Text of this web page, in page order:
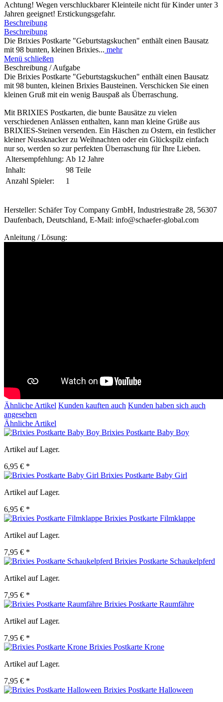
Achtung! Wegen verschluckbarer Kleinteile nicht für Kinder unter 3
Jahren geeignet! Erstickungsgefahr.
Beschreibung
Beschreibung
Die Brixies Postkarte "Geburtstagskuchen" enthält einen Bausatz
mit 98 bunten, kleinen Brixies... mehr
Menü schließen
Beschreibung / Aufgabe
Die Brixies Postkarte "Geburtstagskuchen" enthält einen Bausatz
mit 98 bunten, kleinen Brixies Bausteinen. Verschicken Sie einen
kleinen Gruß mit ein wenig Bauspaß als Überraschung.
Mit BRIXIES Postkarten, die bunte Bausätze zu vielen
verschiedenen Anlässen enthalten, kann man kleine Grüße aus
BRIXIES-Steinen versenden. Ein Häschen zu Ostern, ein festlicher
kleiner Nussknacker zu Weihnachten oder ein Glückspilz einfach
nur so, werden so zur perfekten Überraschung für Ihre Lieben.
Altersempfehlung: Ab 12 Jahre
Inhalt:
98 Teile
Anzahl Spieler:
1
Hersteller: Schäfer Toy Company GmbH, Industriestraße 28, 56307
Daufenbach, Deutschland, E-Mail: info@schaefer-global.com
Anleitung / Lösung:
Ähnliche Artikel Kunden kauften auch Kunden haben sich auch
angesehen
Ähnliche Artikel
Brixies Postkarte Baby Boy
Artikel auf Lager.
6,95 € *
Brixies Postkarte Baby Girl
Artikel auf Lager.
6,95 € *
Brixies Postkarte Filmklappe
Artikel auf Lager.
7,95 € *
Brixies Postkarte Schaukelpferd
Artikel auf Lager.
7,95 € *
Brixies Postkarte Raumfähre
Artikel auf Lager.
7,95 € *
Brixies Postkarte Krone
Artikel auf Lager.
7,95 € *
Brixies Postkarte Halloween